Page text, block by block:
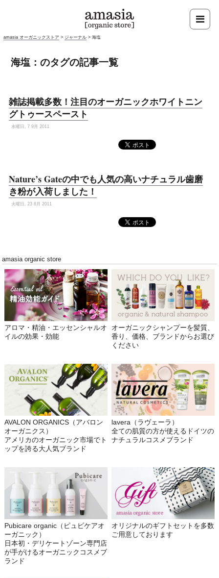
amasia オーガニックストア > ジャーナル >海塩
海塩：のタグの記事一覧
雑誌掲載多数！注目のオーガニックホワイトニン
グトゥースペースト
水曜日, 7 9月 2011
Nature’s Gateの中でも人気の高いナチュラル歯磨
き粉が入荷しました！
火曜日, 23 8月 2011
amasia organic store
アロマ・精油・エッセンシャルオ
イルの効果・効能
オーガニックシャンプーを髪質、
香り、価格、ブランドからお選び
ください
AVALON ORGANICS（アバロン
オーガニクス）
アメリカのオーガニック市場でト
ップを誇る大人気ブランド
lavera（ラヴェーラ）
全ての肌質の方が使えるドイツの
ナチュラルコスメブランド
Pubicare organic（ピュビケアオ
ーガニック）
日本初・デリケートゾーン専門店
が手がけるオーガニックコスメブ
ランド
オリジナルのギフトセットを多数
ご用意しております